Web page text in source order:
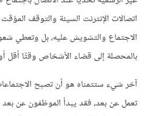
اتصالات الإنترنت السيئة والتوقف
الاجتماع والتشويش عليه، بل وتعطي
بالمحصلة إلى قضاء الأشخاص وقتًا أقل
آخر شيء ستتمناه هو أن تصبح
تعمل عن بعد، فقد يبدأ الموظفون عن بعد